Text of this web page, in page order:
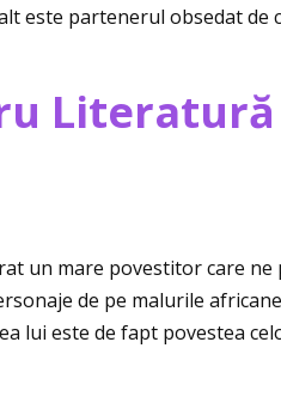
este partenerul obsedat de
Literatură
un mare povestitor care
de pe malurile
lui este de fapt povestea